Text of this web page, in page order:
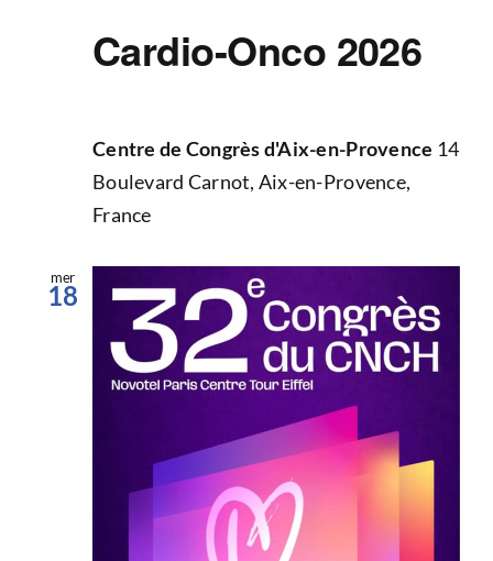
Cardio-Onco 2026
Centre de Congrès d'Aix-en-Provence 14
Boulevard Carnot, Aix-en-Provence,
France
mer
18